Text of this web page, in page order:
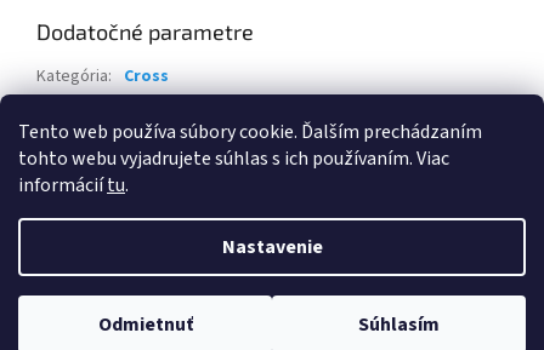
Tento web používa súbory cookie. Ďalším prechádzaním
tohto webu vyjadrujete súhlas s ich používaním. Viac
informáciítu.
Nastavenie
Odmietnuť Súhlasím
Dodatočné parametre
Kategória: Cross
EAN: 8585053823964
Vytvoril Shoptet
Copyright 2026BAJKY ŠPORT . Všetky práva vyhradené.